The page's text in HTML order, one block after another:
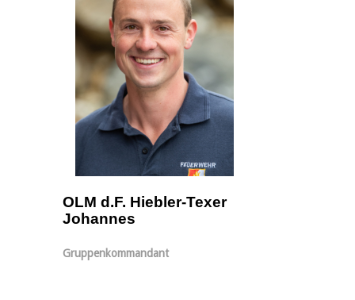
OLM d.F. Hiebler-Texer
Johannes
Gruppenkommandant